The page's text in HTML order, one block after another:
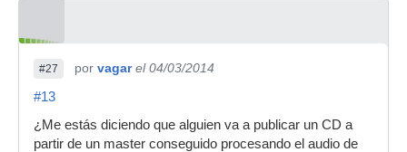
#27 por vagar el 04/03/2014
#13
¿Me estás diciendo que alguien va a publicar un CD a
partir de un master conseguido procesando el audio de